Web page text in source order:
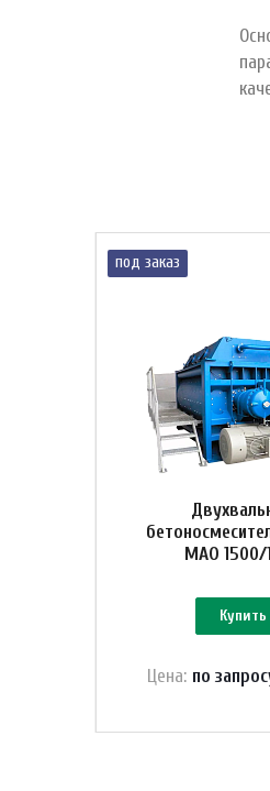
под заказ
MAO 1500/
Купить
Цена: по запр